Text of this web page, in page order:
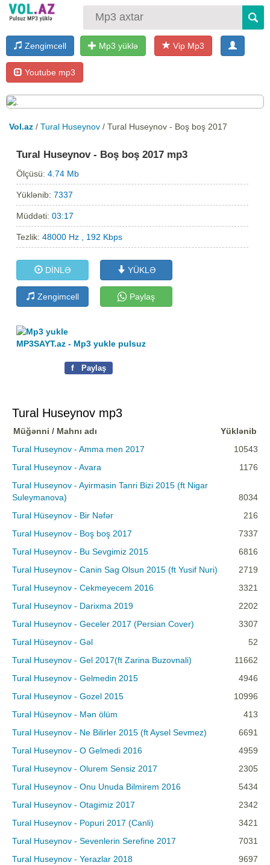
Zengimcell Mp3 yüklə Vip Mp3
Youtube mp3
Vol.az / Tural Huseynov / Tural Huseynov - Boş boş 2017
Tural Huseynov - Boş boş 2017 mp3
Ölçüsü:4.74 Mb
Yüklənib:7337
Müddəti:03:17
Tezlik:48000 Hz , 192 Kbps
DİNLƏ YÜKLƏ
Zengimcell Paylaş
MP3SAYT.az - Mp3 yukle pulsuz
f Paylaş
Tural Huseynov mp3
Müğənni / Mahnı adı
Yüklənib
Tural Huseynov - Amma men 2017
10543
Tural Huseynov - Avara
1176
Tural Huseynov - Ayirmasin Tanri Bizi 2015 (ft Nigar
Suleymanova)
8034
Tural Hüseynov - Bir Nəfər
216
Tural Huseynov - Boş boş 2017
7337
Tural Huseynov - Bu Sevgimiz 2015
6816
Tural Huseynov - Canin Sag Olsun 2015 (ft Yusif Nuri)
2719
Tural Huseynov - Cekmeyecem 2016
3321
Tural Huseynov - Darixma 2019
2202
Tural Huseynov - Geceler 2017 (Persian Cover)
3307
Tural Hüseynov - Gəl
52
Tural Huseynov - Gel 2017(ft Zarina Buzovnali)
11662
Tural Huseynov - Gelmedin 2015
4946
Tural Huseynov - Gozel 2015
10996
Tural Hüseynov - Mən ölüm
413
Tural Huseynov - Ne Bilirler 2015 (ft Aysel Sevmez)
6691
Tural Huseynov - O Gelmedi 2016
4959
Tural Huseynov - Olurem Sensiz 2017
2305
Tural Huseynov - Onu Unuda Bilmirem 2016
5434
Tural Huseynov - Otagimiz 2017
2342
Tural Huseynov - Popuri 2017 (Canli)
3421
Tural Huseynov - Sevenlerin Serefine 2017
7031
Tural Huseynov - Yerazlar 2018
9697